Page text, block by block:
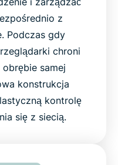
z
Podczas gdy
chroni
samej
konstrukcja
kontrolę
się z siecią.